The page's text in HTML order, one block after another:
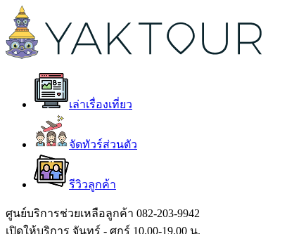
เล่าเรื่องเที่ยว
จัดทัวร์ส่วนตัว
รีวิวลูกค้า
ศูนย์บริการช่วยเหลือลูกค้า 082-203-9942
เปิดให้บริการ จันทร์ - ศุกร์ 10.00-19.00 น.